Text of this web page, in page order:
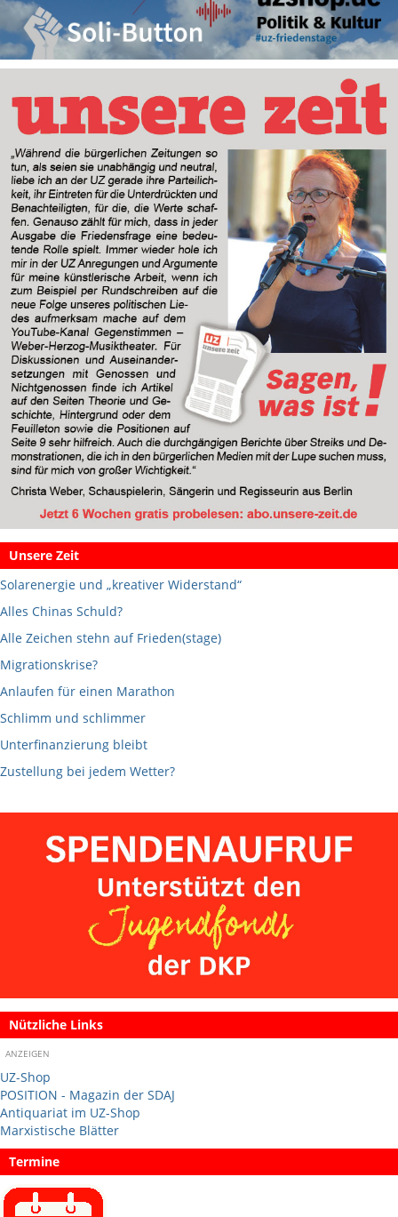
Unsere Zeit
Solarenergie und „kreativer Widerstand“
Alles Chinas Schuld?
Alle Zeichen stehn auf Frieden(stage)
Migrationskrise?
Anlaufen für einen Marathon
Schlimm und schlimmer
Unterfinanzierung bleibt
Zustellung bei jedem Wetter?
Nützliche Links
ANZEIGEN
UZ-Shop
POSITION - Magazin der SDAJ
Antiquariat im UZ-Shop
Marxistische Blätter
Termine